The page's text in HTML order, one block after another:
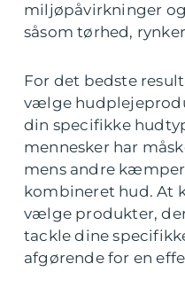
miljøpåvirkninger
såsom tørhed,
For det bedste
vælge
din specifikke
mennesker har
mens andre
kombineret hud. At
vælge produkter,
tackle dine
afgørende for en